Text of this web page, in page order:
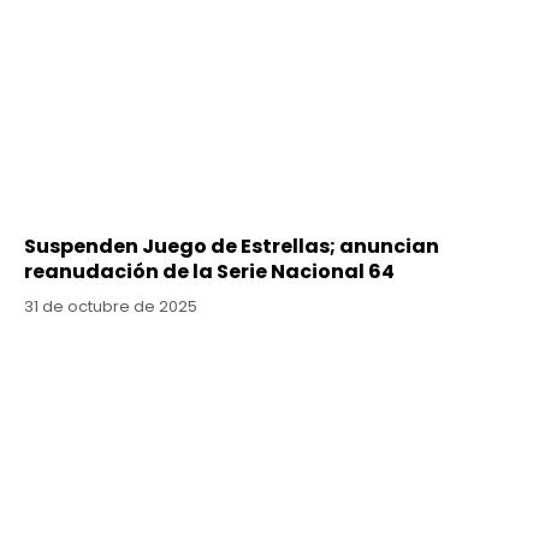
Suspenden Juego de Estrellas; anuncian
reanudación de la Serie Nacional 64
31 de octubre de 2025